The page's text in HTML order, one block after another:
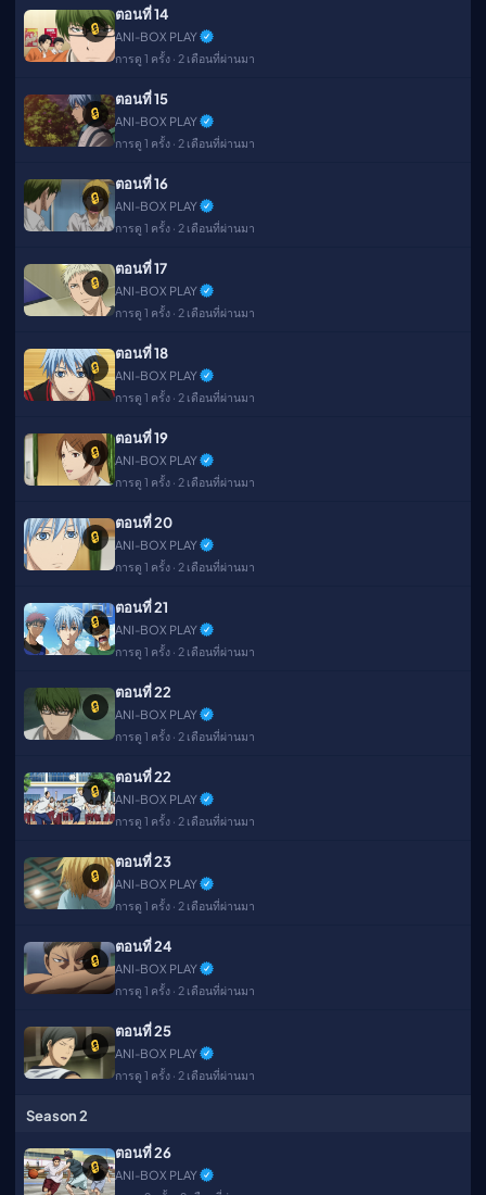
🔒
ตอนที่ 14
ANI-BOX PLAY
การดู 1 ครั้ง · 2 เดือนที่ผ่านมา
🔒
ตอนที่ 15
ANI-BOX PLAY
การดู 1 ครั้ง · 2 เดือนที่ผ่านมา
🔒
ตอนที่ 16
ANI-BOX PLAY
การดู 1 ครั้ง · 2 เดือนที่ผ่านมา
🔒
ตอนที่ 17
ANI-BOX PLAY
การดู 1 ครั้ง · 2 เดือนที่ผ่านมา
🔒
ตอนที่ 18
ANI-BOX PLAY
การดู 1 ครั้ง · 2 เดือนที่ผ่านมา
🔒
ตอนที่ 19
ANI-BOX PLAY
การดู 1 ครั้ง · 2 เดือนที่ผ่านมา
🔒
ตอนที่ 20
ANI-BOX PLAY
การดู 1 ครั้ง · 2 เดือนที่ผ่านมา
🔒
ตอนที่ 21
ANI-BOX PLAY
การดู 1 ครั้ง · 2 เดือนที่ผ่านมา
🔒
ตอนที่ 22
ANI-BOX PLAY
การดู 1 ครั้ง · 2 เดือนที่ผ่านมา
🔒
ตอนที่ 22
ANI-BOX PLAY
การดู 1 ครั้ง · 2 เดือนที่ผ่านมา
🔒
ตอนที่ 23
ANI-BOX PLAY
การดู 1 ครั้ง · 2 เดือนที่ผ่านมา
🔒
ตอนที่ 24
ANI-BOX PLAY
การดู 1 ครั้ง · 2 เดือนที่ผ่านมา
🔒
ตอนที่ 25
ANI-BOX PLAY
การดู 1 ครั้ง · 2 เดือนที่ผ่านมา
Season 2
🔒
ตอนที่ 26
ANI-BOX PLAY